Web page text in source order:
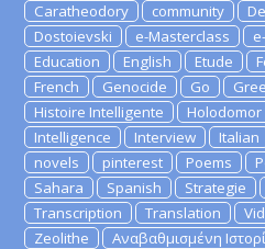
Caratheodory
community
Dostoievski
e-Masterclass
Education
English Etude
French
Genocide Go
Histoire Intelligente
Holodomor
Intelligence
Interview Italian
novels
pinterest Poems
Sahara
Spanish Strategie
Transcription
Translation
Zeolithe
Αναβαθμισμένη